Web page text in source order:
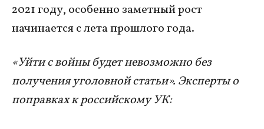
2021 году, особенно заметный рост
начинается с лета прошлого года.
«Уйти с войны будет невозможно без
получения уголовной статьи». Эксперты о
поправках к российскому УК: